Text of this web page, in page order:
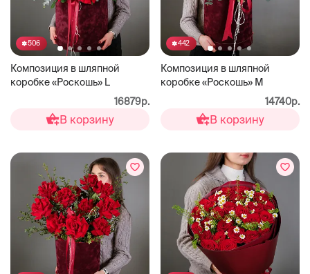
506
Композиция в шляпной
коробке «Роскошь» L
16879р.
В корзину
442
Композиция в шляпной
коробке «Роскошь» М
14740р.
В корзину